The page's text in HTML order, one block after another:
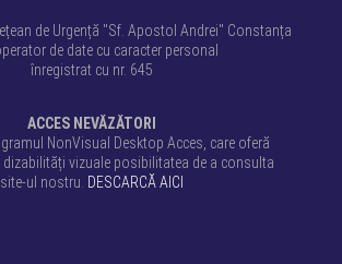
de Urgență "Sf. Apostol Andrei" Constanța
de date cu caracter personal
înregistrat cu nr. 645
ACCES NEVĂZĂTORI
NonVisual Desktop Acces, care oferă
dizabilități vizuale posibilitatea de a consulta
site-ul nostru. DESCARCĂ AICI